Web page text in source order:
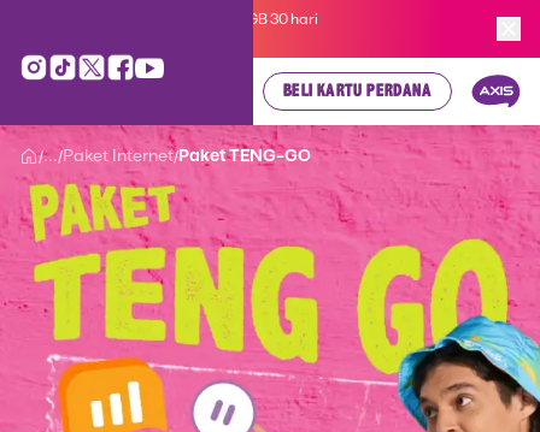
Kartu Perdana AXIS Suka-Suka 3GB 30 hari
BELI KARTU PERDANA
/.../Paket Internet/ Paket TENG-GO